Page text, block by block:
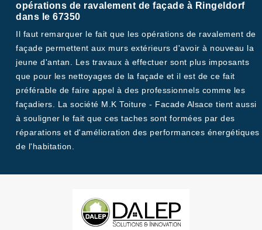
opérations de ravalement de façade à Ringeldorf
dans le 67350
Il faut remarquer le fait que les opérations de ravalement de
façade permettent aux murs extérieurs d'avoir à nouveau la
jeune d'antan. Les travaux à effectuer sont plus imposants
que pour les nettoyages de la façade et il est de ce fait
préférable de faire appel à des professionnels comme les
façadiers. La société M.K Toiture - Facade Alsace tient aussi
à souligner le fait que ces taches sont formées par des
réparations et d'amélioration des performances énergétiques
de l'habitation.